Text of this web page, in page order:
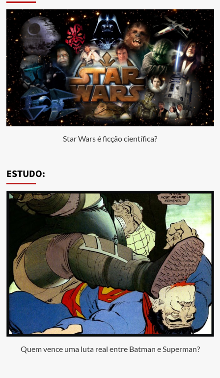
Star Wars é ficção científica?
ESTUDO:
Quem vence uma luta real entre Batman e Superman?